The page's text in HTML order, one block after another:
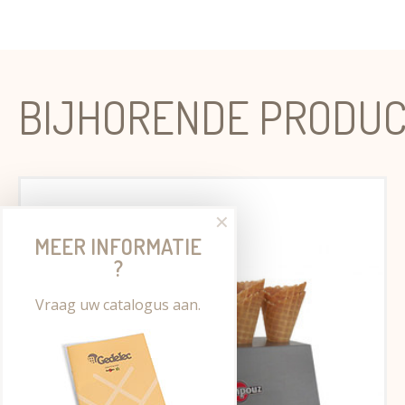
✕
MEER INFORMATIE
?
Vraag uw catalogus aan.
BIJHORENDE